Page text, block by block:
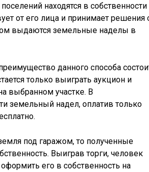
находятся в собственности
от его лица и принимает решения
выдаются земельные наделы в
данного способа
только выиграть аукцион и
выбранном участке. В
земельный надел, оплатив только
под гаражом, то полученные
Выиграв торги, человек
его в собственность на